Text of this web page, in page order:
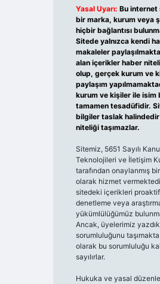
Yasal Uyarı: Bu internet
bir marka, kurum veya
hiçbir bağlantısı
Sitede yalnızca kendi
makaleler
alan içerikler haber
olup, gerçek kurum ve
paylaşım
kurum ve kişiler ile isim
tamamen tesadüfidir.
bilgiler taslak
niteliği taşımazlar.
Sitemiz, 5651 Sayılı
Teknolojileri ve İletişim
tarafından onaylanmış
olarak hizmet
sitedeki içerikleri
denetleme veya
yükümlülüğümüz
Ancak, üyelerimiz
sorumluluğunu
olarak bu sorumluluğu
sayılırlar.
Hukuka ve yasal